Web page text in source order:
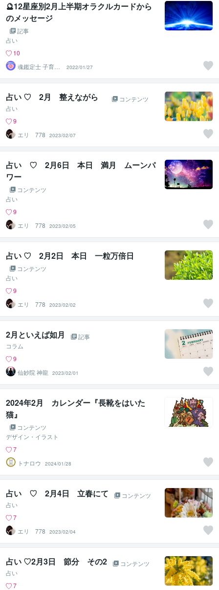
🔮12星座別2月上半期オラクルカードから
のメッセージ
記事
占い
10
魂鑑定士 子育て
かぁちゃん！
2022/01/27
占い ♡ 2月 整えながら
コンテンツ
占い
9
エリ 778
2023/02/07
占い ♡ 2月6日 本日 満月 ムーンパ
ワー
コンテンツ
占い
9
エリ 778
2023/02/05
占い ♡ 2月2日 本日 一粒万倍日
コンテンツ
占い
9
エリ 778
2023/02/02
2月といえば如月
記事
コラム
9
仙妙院 神龍
2023/02/01
2024年2月 カレンダー『長靴をはいた
猫』
コンテンツ
デザイン・イラスト
7
トナロウ
2024/01/28
占い ♡ 2月4日 立春にて
コンテンツ
占い
7
エリ 778
2023/02/04
占い ♡2月3日 節分 その2
コンテンツ
占い
7